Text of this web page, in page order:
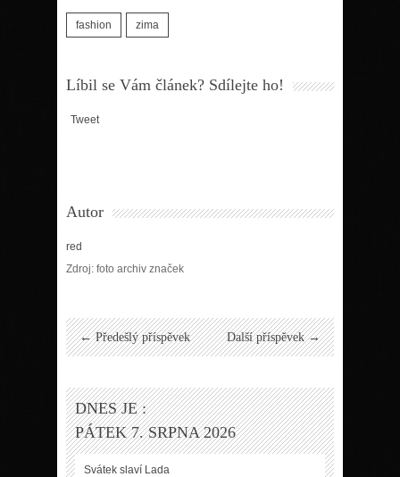
fashion zima
Líbil se Vám článek? Sdílejte ho!
Tweet
Autor
red
Zdroj: foto archiv značek
← Předešlý příspěvek Další příspěvek →
DNES JE :
PÁTEK 7. SRPNA 2026
Svátek slaví Lada